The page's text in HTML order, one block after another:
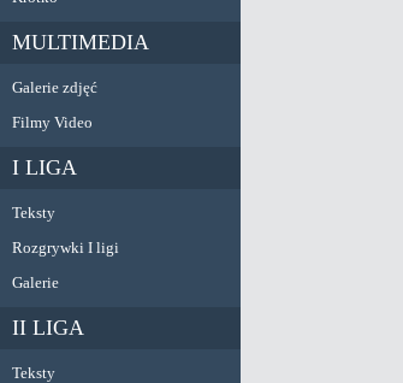
MULTIMEDIA
Galerie zdjęć
Filmy Video
I LIGA
Teksty
Rozgrywki I ligi
Galerie
II LIGA
Teksty